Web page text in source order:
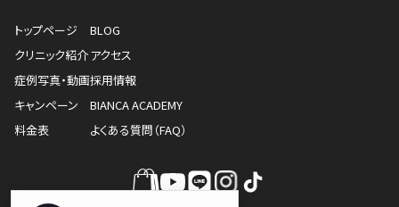
トップページ
クリニック紹介
症例写真・動画
キャンペーン
料金表
BLOG
アクセス
採用情報
BIANCA ACADEMY
よくある質問（FAQ）